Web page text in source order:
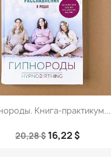
 Просмотр
Книга-практикум...
20,28 $ 16,22 $